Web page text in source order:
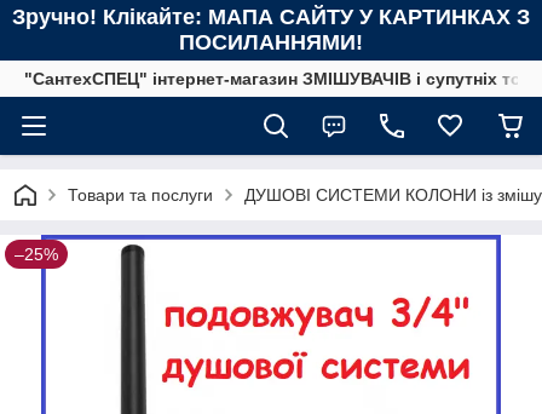
Зручно! Клікайте: МАПА САЙТУ У КАРТИНКАХ З
ПОСИЛАННЯМИ!
"СантехСПЕЦ" інтернет-магазин ЗМІШУВАЧІВ і супутніх
Товари та послуги ДУШОВІ СИСТЕМИ КОЛОНИ із
–25%